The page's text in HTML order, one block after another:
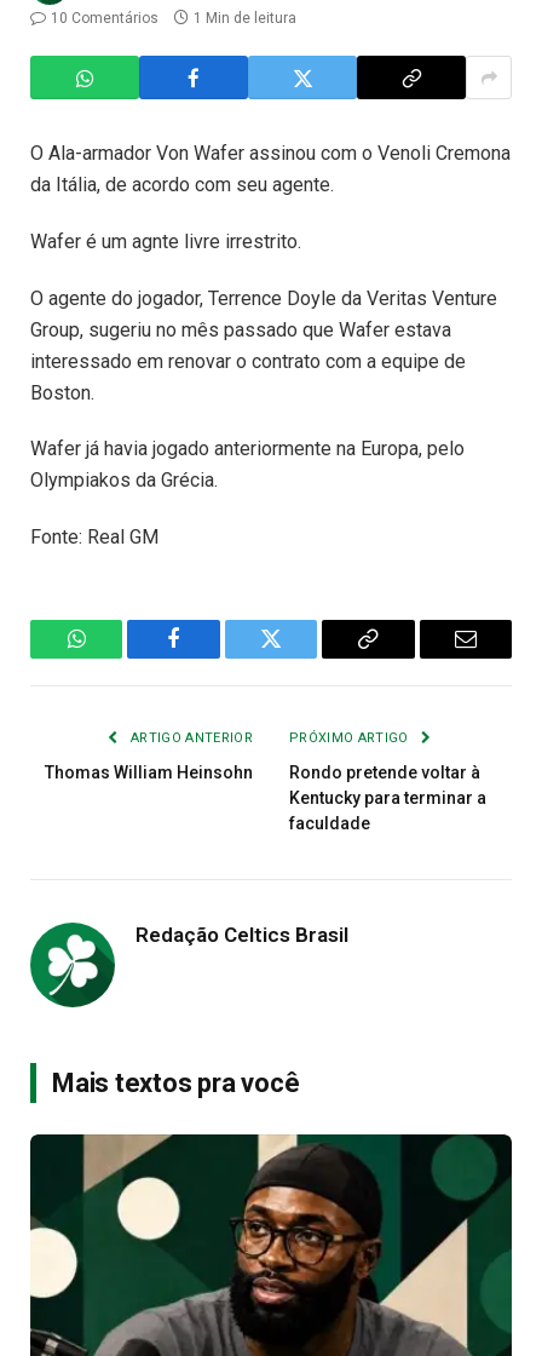
10 Comentários
1 Min de leitura
O Ala-armador Von Wafer assinou com o Venoli Cremona
da Itália, de acordo com seu agente.
Wafer é um agnte livre irrestrito.
O agente do jogador, Terrence Doyle da Veritas Venture
Group, sugeriu no mês passado que Wafer estava
interessado em renovar o contrato com a equipe de
Boston.
Wafer já havia jogado anteriormente na Europa, pelo
Olympiakos da Grécia.
Fonte: Real GM
WhatsAppFacebook Twitter
Copiar
E-
ARTIGO ANTERIOR
Thomas William Heinsohn
PRÓXIMO ARTIGO
Rondo pretende voltar à
Kentucky para terminar a
faculdade
Redação Celtics Brasil
Mais textos pra você